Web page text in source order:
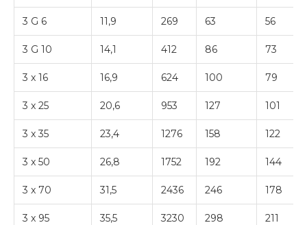
3 G 6 11,9 269 63 56
3 G 10 14,1 412 86 73
3 x 16 16,9 624 100 79
3 x 25 20,6 953 127 101
3 x 35 23,4 1276 158 122
3 x 50 26,8 1752 192 144
3 x 70 31,5 2436 246 178
3 x 95 35,5 3230 298 211